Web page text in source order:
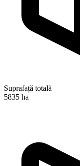
Suprafață totală
5835 ha